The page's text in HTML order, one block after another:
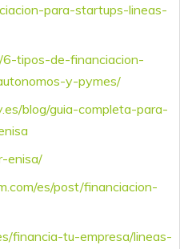
para-startups-lineas-
6-tipos-de-financiacion-
y-pymes/
blog/guia-completa-para-
enisa/
es/post/financiacion-
financia-tu-empresa/lineas-